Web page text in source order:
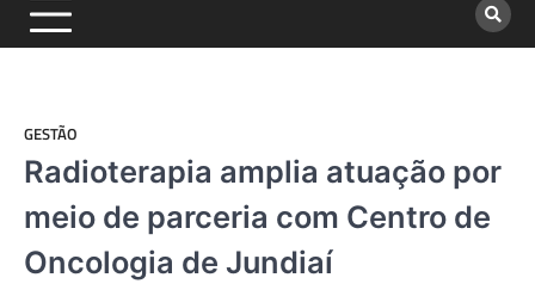
GESTÃO
Radioterapia amplia atuação por
meio de parceria com Centro de
Oncologia de Jundiaí